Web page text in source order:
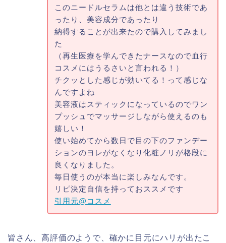
このニードルセラムは他とは違う技術であ
ったり、美容成分であったり
納得することが出来たので購入してみまし
た
（再生医療を学んできたナースなので血行
コスメにはうるさいと言われる！）
チクッとした感じが効いてる！って感じな
んですよね
美容液はスティックになっているのでワン
プッシュでマッサージしながら使えるのも
嬉しい！
使い始めてから数日で目の下のファンデー
ションのヨレがなくなり化粧ノリが格段に
良くなりました。
毎日使うのが本当に楽しみなんです。
リピ決定自信を持っておススメです
引用元@コスメ
皆さん、高評価のようで、確かに目元にハリが出たこ